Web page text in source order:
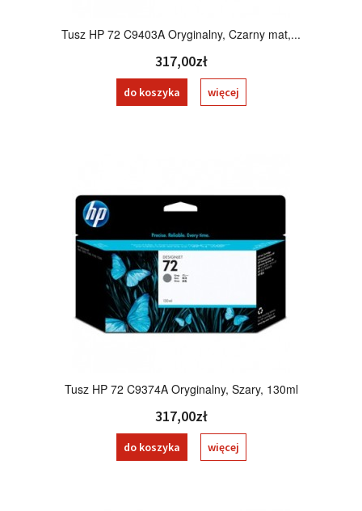
Tusz HP 72 C9403A Oryginalny, Czarny mat,...
317,00zł
do koszyka więcej
Tusz HP 72 C9374A Oryginalny, Szary, 130ml
317,00zł
do koszyka więcej